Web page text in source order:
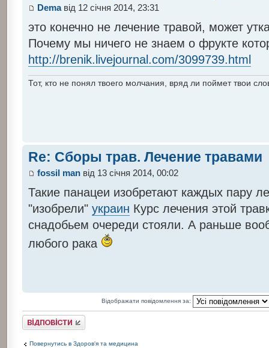
Demaвід 12 січня 2014, 23:31
это конечно не лечение травой, может
Почему мы ничего не знаем о фрукте
http://brenik.livejournal.com/3099739.html
Тот, кто не понял твоего молчания, вряд ли поймет твои
Re: Сборы трав. Лечение травами
fossil manвід 13 січня 2014, 00:02
Такие панацеи изобретают каждых пару
"изобрели" украин Курс лечения этой
снадобьем очереди стояли. А раньше
любого рака
Відображати повідомлення за:
Відповісти
Повернутись в Здоров'я та медицина